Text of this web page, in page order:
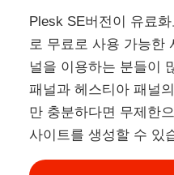
Plesk SE버전이 유료
로 무료로 사용 가능한
널을 이용하는 분들이
패널과 헤스티아 패널
만 충분하다면 무제한
사이트를 생성할 수 있